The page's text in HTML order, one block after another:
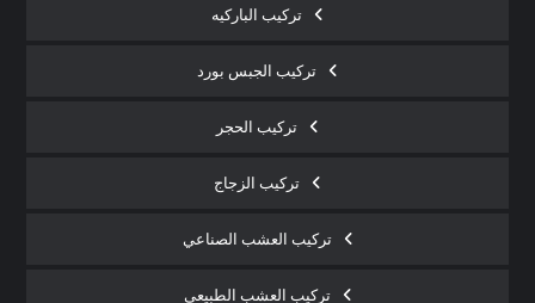
تركيب الباركيه
تركيب الجبس بورد
تركيب الحجر
تركيب الزجاج
تركيب العشب الصناعي
تركيب العشب الطبيعي